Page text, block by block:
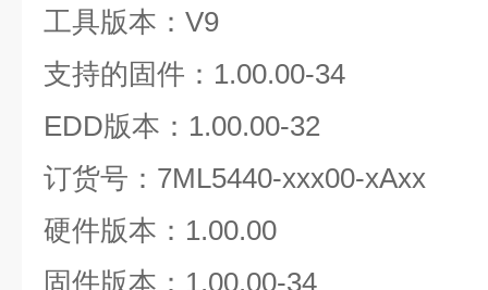
工具版本：V9
支持的固件：1.00.00-34
EDD版本：1.00.00-32
订货号：7ML5440-xxx00-xAxx
硬件版本：1.00.00
固件版本：1.00.00-34